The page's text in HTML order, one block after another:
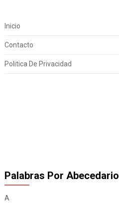
Inicio
Contacto
Politica De Privacidad
Palabras Por Abecedario
A